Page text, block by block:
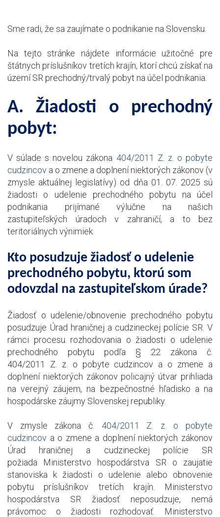
Sme radi, že sa zaujímate o podnikanie na Slovensku.
Na tejto stránke nájdete informácie užitočné pre
štátnych príslušníkov tretích krajín, ktorí chcú získať na
území SR prechodný/trvalý pobyt na účel podnikania.
A. Žiadosti o prechodný
pobyt:
V súlade s novelou zákona 404/2011 Z. z. o pobyte
cudzincov a o zmene a doplnení niektorých zákonov (v
zmysle aktuálnej legislatívy) od dňa 01. 07. 2025 sú
žiadosti o udelenie prechodného pobytu na účel
podnikania prijímané výlučne na našich
zastupiteľských úradoch v zahraničí, a to bez
teritoriálnych výnimiek.
Kto posudzuje žiadosť o udelenie
prechodného pobytu, ktorú som
odovzdal na zastupiteľskom úrade?
Žiadosť o udelenie/obnovenie prechodného pobytu
posudzuje Úrad hraničnej a cudzineckej polície SR. V
rámci procesu rozhodovania o žiadosti o udelenie
prechodného pobytu podľa § 22 zákona č.
404/2011 Z. z. o pobyte cudzincov a o zmene a
doplnení niektorých zákonov policajný útvar prihliada
na verejný záujem, na bezpečnostné hľadisko a na
hospodárske záujmy Slovenskej republiky.
V zmysle zákona č. 404/2011 Z. z. o pobyte
cudzincov a o zmene a doplnení niektorých zákonov
Úrad hraničnej a cudzineckej polície SR
požiada Ministerstvo hospodárstva SR o zaujatie
stanoviska k žiadosti o udelenie alebo obnovenie
pobytu príslušníkov tretích krajín. Ministerstvo
hospodárstva SR žiadosť neposudzuje, nemá
právomoc o žiadosti rozhodovať. Ministerstvo